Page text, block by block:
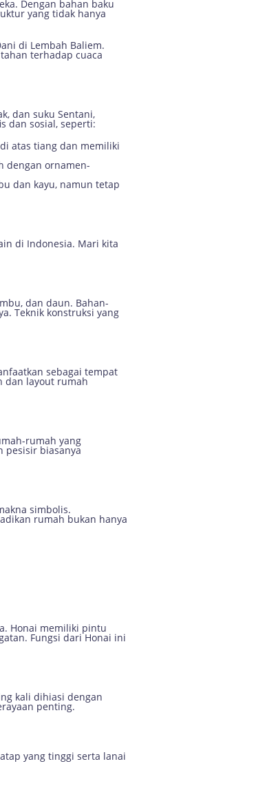
Dengan bahan baku
yang tidak hanya
di Lembah Baliem.
terhadap cuaca
dan suku Sentani,
dan sosial, seperti:
atas tiang dan memiliki
dengan ornamen-
dan kayu, namun tetap
di Indonesia. Mari kita
dan daun. Bahan-
Teknik konstruksi yang
sebagai tempat
dan layout rumah
rumah yang
pesisir biasanya
simbolis.
rumah bukan hanya
Honai memiliki pintu
Fungsi dari Honai ini
kali dihiasi dengan
penting.
yang tinggi serta lanai